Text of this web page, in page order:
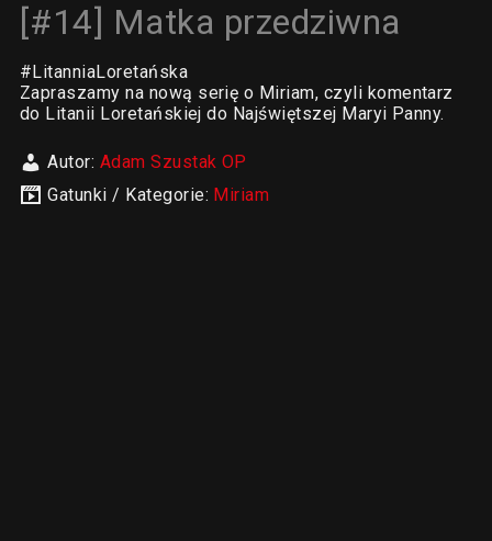
[#14] Matka przedziwna
#LitanniaLoretańska
Zapraszamy na nową serię o Miriam, czyli komentarz
do Litanii Loretańskiej do Najświętszej Maryi Panny.
Autor: Adam Szustak OP
Gatunki / Kategorie: Miriam